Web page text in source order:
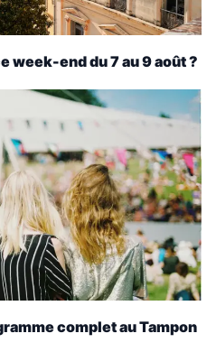
week-end du 7 au 9 août ?
complet au Tampon